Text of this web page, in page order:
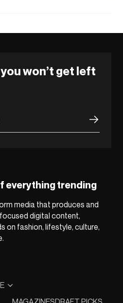
won’t get left
everything trending
media that produces and
digital content,
on fashion, lifestyle, culture,